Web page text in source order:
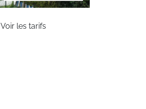
Voir les tarifs